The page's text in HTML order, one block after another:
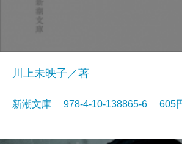
川上未映子／著
新潮文庫 978-4-10-138865-6 605